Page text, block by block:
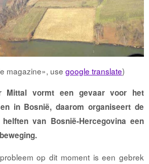
magazine», use google translate)
Mittal vormt een gevaar voor het
in Bosnië, daarom organiseert de
van Bosnië-Hercegovina een
op dit moment is een gebrek